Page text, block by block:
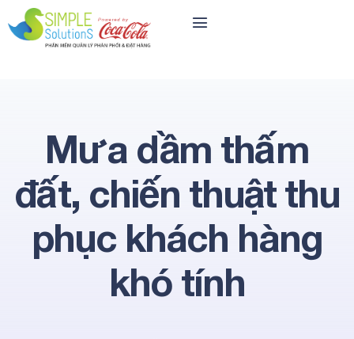
Mưa dầm thấm
đất, chiến thuật thu
phục khách hàng
khó tính